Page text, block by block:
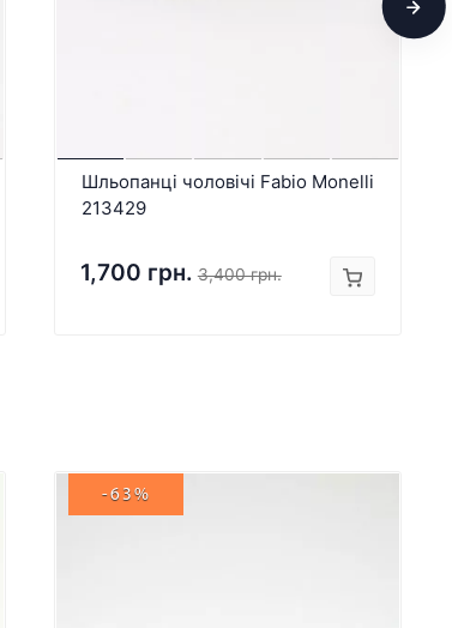
Шльопанці чоловічі Fabio Monelli
213429
1,700 грн. 3,400 грн.
-63%